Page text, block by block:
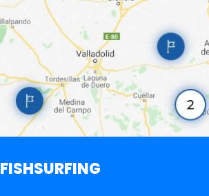
FISHSURFING